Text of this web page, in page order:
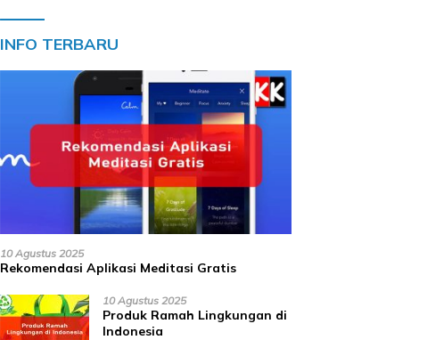
INFO TERBARU
10 Agustus 2025
Rekomendasi Aplikasi Meditasi Gratis
10 Agustus 2025
Produk Ramah Lingkungan di
Indonesia